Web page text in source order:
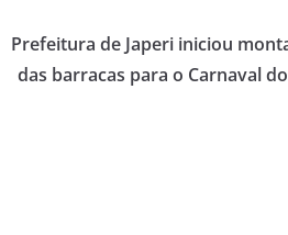
Prefeitura de Japeri iniciou
das barracas para o Carnaval